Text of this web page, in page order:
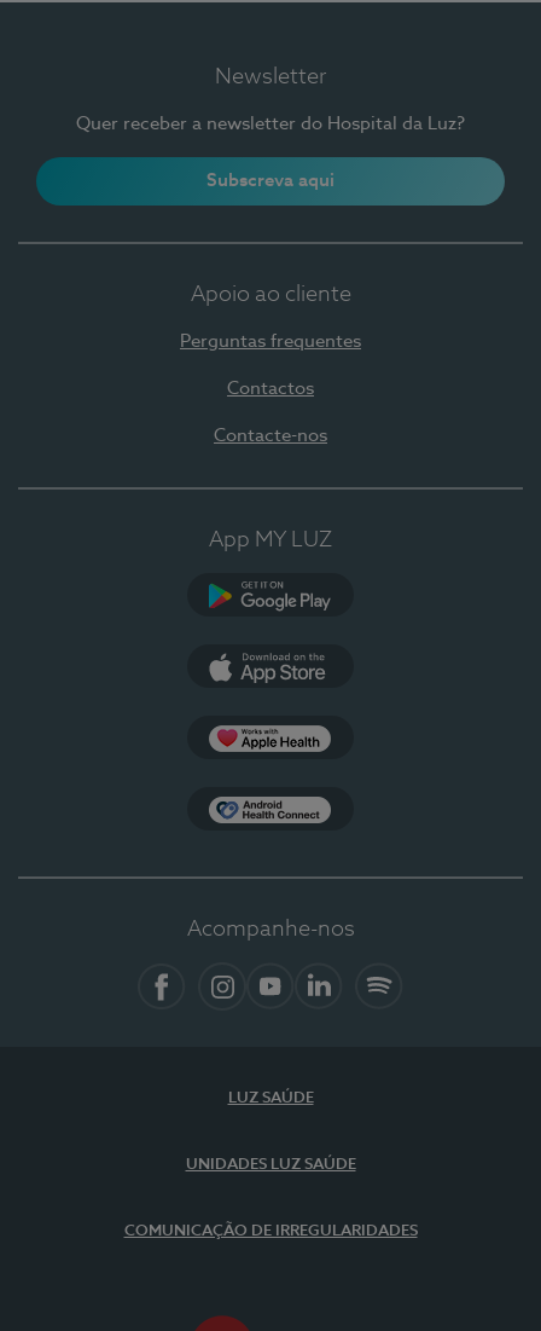
Newsletter
Quer receber a newsletter do Hospital da Luz?
Subscreva aqui
Apoio ao cliente
Perguntas frequentes
Contactos
Contacte-nos
App MY LUZ
Acompanhe-nos
LUZ SAÚDE
UNIDADES LUZ SAÚDE
COMUNICAÇÃO DE IRREGULARIDADES